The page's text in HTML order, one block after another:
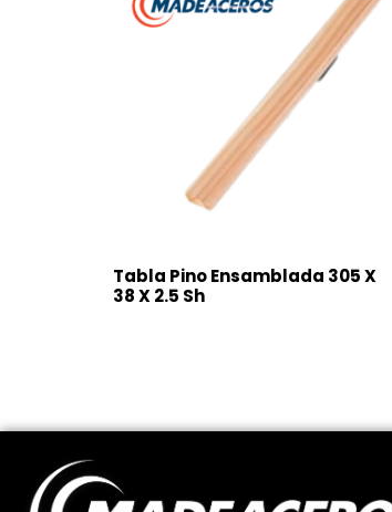
Tabla Pino Ensamblada 305 X
38 X 2.5 Sh